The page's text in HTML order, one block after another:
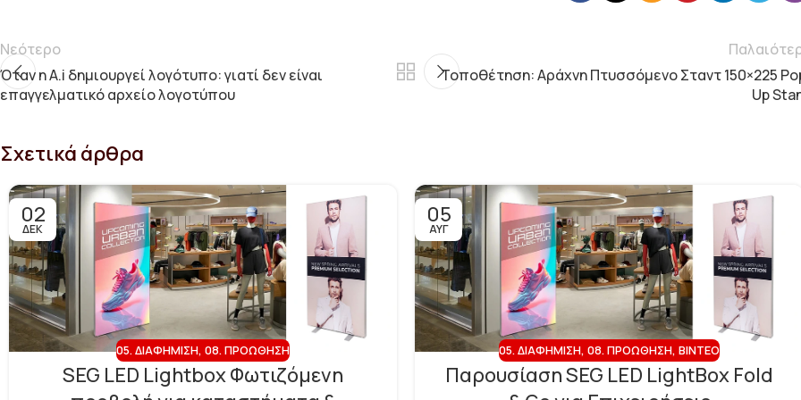
Νεότερο
Όταν η A.i δημιουργεί λογότυπο: γιατί δεν είναι
επαγγελματικό αρχείο λογοτύπου
Τοποθέτηση: Αράχνη Πτυσσόμενο Σταντ 150×225
Up
Σχετικά άρθρα
02
ΔΕΚ
05. ΔΙΑΦΉΜΙΣΗ,08. ΠΡΟΏΘΗΣΗ
SEG LED Lightbox Φωτιζόμενη
05
ΑΥΓ
05. ΔΙΑΦΉΜΙΣΗ,08. ΠΡΟΏΘΗΣΗ,ΒΊΝΤΕΟ
Παρουσίαση SEG LED LightBox Fold